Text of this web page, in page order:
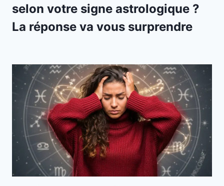
selon votre signe astrologique ?
La réponse va vous surprendre